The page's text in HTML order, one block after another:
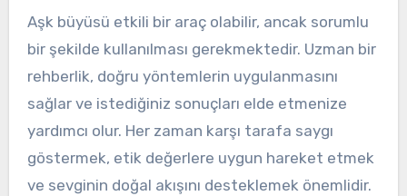
Aşk büyüsü etkili bir araç olabilir, ancak sorumlu
bir şekilde kullanılması gerekmektedir. Uzman bir
rehberlik, doğru yöntemlerin uygulanmasını
sağlar ve istediğiniz sonuçları elde etmenize
yardımcı olur. Her zaman karşı tarafa saygı
göstermek, etik değerlere uygun hareket etmek
ve sevginin doğal akışını desteklemek önemlidir.